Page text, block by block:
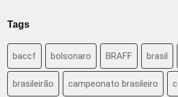
Tags
baccf bolsonaro BRAFF brasil
brasileirão campeonato brasileiro